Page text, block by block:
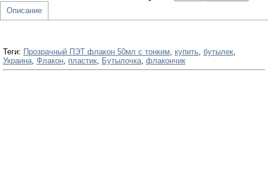
Описание
Теги: Прозрачный ПЭТ флакон 50мл с тонким, купить, бутылек,
Украина, Флакон, пластик, Бутылочка, флакончик